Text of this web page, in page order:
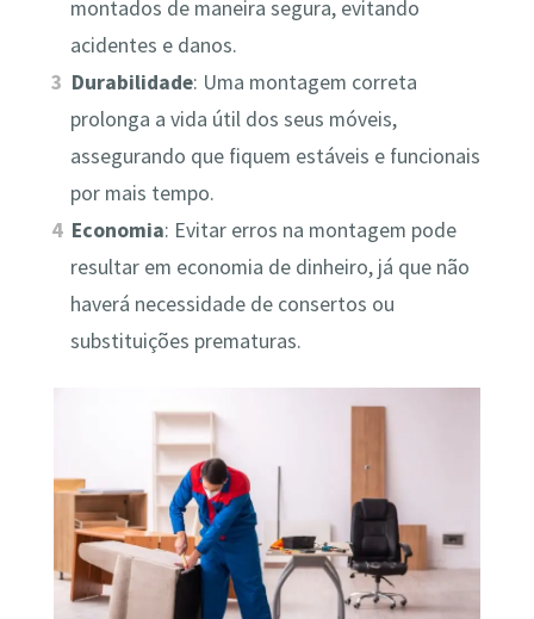
montados de maneira segura, evitando
acidentes e danos.
Durabilidade: Uma montagem correta
prolonga a vida útil dos seus móveis,
assegurando que fiquem estáveis e funcionais
por mais tempo.
Economia: Evitar erros na montagem pode
resultar em economia de dinheiro, já que não
haverá necessidade de consertos ou
substituições prematuras.